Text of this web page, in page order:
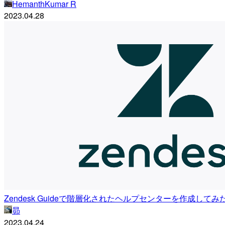
HemanthKumar R
2023.04.28
Zendesk Guideで階層化されたヘルプセンターを作成してみ
昴
2023.04.24